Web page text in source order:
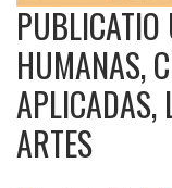
PUBLICATIO
HUMANAS,
APLICADAS,
ARTES